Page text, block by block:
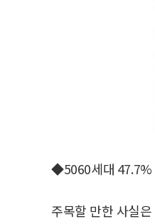
◆5060세대 47.7%
주목할 만한 사실